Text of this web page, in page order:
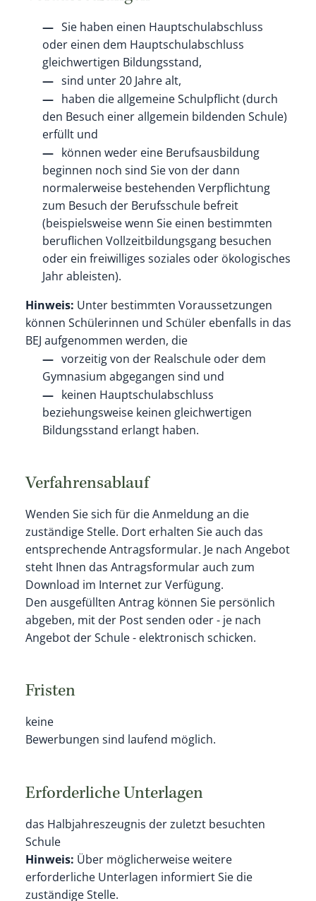
Sie haben einen Hauptschulabschluss
oder einen dem Hauptschulabschluss
gleichwertigen Bildungsstand,
sind unter 20 Jahre alt,
haben die allgemeine Schulpflicht(durch
den Besuch einer allgemein bildenden Schule)
erfüllt und
können weder eine Berufsausbildung
beginnen noch sind Sie von der dann
normalerweise bestehenden Verpflichtung
zum Besuch der Berufsschule befreit
(beispielsweise wenn Sie einen bestimmten
beruflichen Vollzeitbildungsgang besuchen
oder ein freiwilliges soziales oder ökologisches
Jahr ableisten).
Hinweis: Unter bestimmten Voraussetzungen
können Schülerinnen und Schüler ebenfalls in das
BEJ aufgenommen werden, die
vorzeitig von der Realschule oder dem
Gymnasium abgegangen sind und
keinen Hauptschulabschluss
beziehungsweise keinen gleichwertigen
Bildungsstand erlangt haben.
Verfahrensablauf
Wenden Sie sich für die Anmeldung an die
zuständige Stelle. Dort erhalten Sie auch das
entsprechende Antragsformular. Je nach Angebot
steht Ihnen das Antragsformular auch zum
Download im Internet zur Verfügung.
Den ausgefüllten Antrag können Sie persönlich
abgeben, mit der Post senden oder - je nach
Angebot der Schule - elektronisch schicken.
Fristen
keine
Bewerbungen sind laufend möglich.
Erforderliche Unterlagen
das Halbjahreszeugnis der zuletzt besuchten
Schule
Hinweis: Über möglicherweise weitere
erforderliche Unterlagen informiert Sie die
zuständige Stelle.